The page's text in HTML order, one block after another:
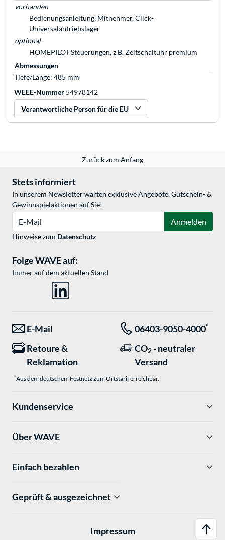
vorhanden
Bedienungsanleitung, Mitnehmer, Click-
Universalantriebslager
optional
HOMEPILOT Steuerungen, z.B. Zeitschaltuhr premium
Abmessungen
Tiefe/Länge: 485 mm
WEEE-Nummer 54978142
Verantwortliche Person für die EU
Zurück zum Anfang
Stets informiert
In unserem Newsletter warten exklusive Angebote, Gutschein- &
Gewinnspielaktionen auf Sie!
Anmelden
Hinweise zum Datenschutz
Folge WAVE auf:
Immer auf dem aktuellen Stand
E-Mail 06403-9050-4000*
Retoure &
Reklamation
CO2 - neutraler
Versand
*Aus dem deutschem Festnetz zum Ortstarif erreichbar.
Kundenservice
Über WAVE
Einfach bezahlen
Geprüft & ausgezeichnet
Impressum